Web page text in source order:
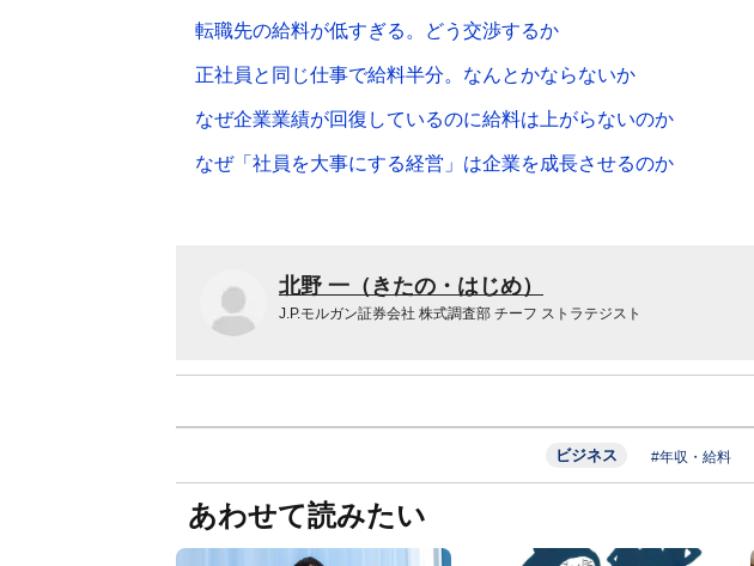
転職先の給料が低すぎる。どう交渉するか
正社員と同じ仕事で給料半分。なんとかならないか
なぜ企業業績が回復しているのに給料は上がらないのか
なぜ「社員を大事にする経営」は企業を成長させるのか
北野 一（きたの・はじめ）
J.P.モルガン証券会社 株式調査部 チーフ ストラテジスト
ビジネス #年収・給料
あわせて読みたい